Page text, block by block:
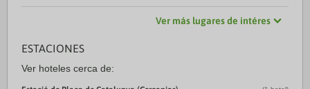
Ver más lugares de intéres
ESTACIONES
Ver hoteles cerca de: